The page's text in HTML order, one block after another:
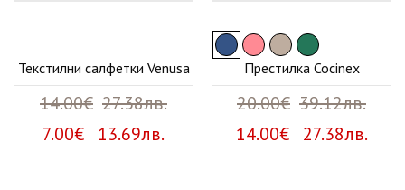
Текстилни салфетки Venusa
14.00€ 27.38лв.
7.00€ 13.69лв.
Престилка Cocinex
20.00€ 39.12лв.
14.00€ 27.38лв.